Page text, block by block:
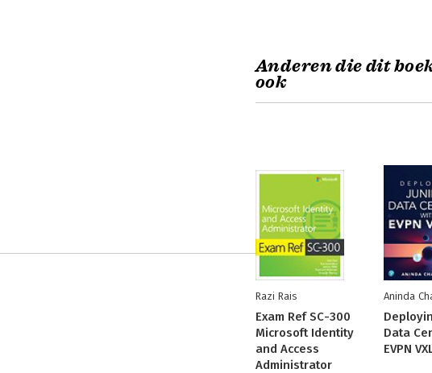
Anderen die dit
ook
Razi Rais
Exam Ref SC-300
Microsoft Identity
and Access
Administrator
Aninda
Data
EVPN